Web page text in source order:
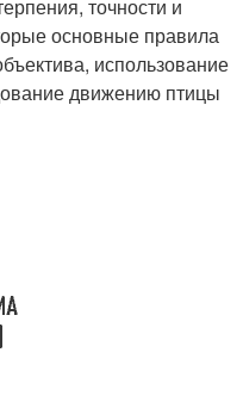
точности и
основные правила
использование
движению птицы